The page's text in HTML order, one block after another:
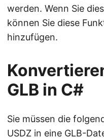
werden. Wenn Sie
können Sie diese
hinzufügen.
GLB in C#
Sie müssen die
USDZ in eine GLB-